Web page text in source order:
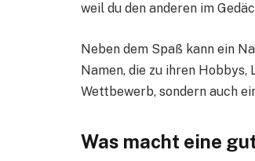
weil du den anderen im
Neben dem Spaß kann ein
Namen, die zu ihren
Wettbewerb, sondern auch
Was macht eine